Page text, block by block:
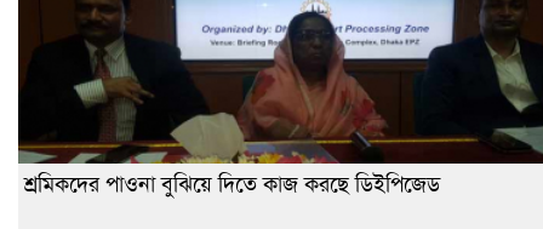
শ্রমিকদের পাওনা বুঝিয়ে দিতে কাজ করছে ডিইপিজেড